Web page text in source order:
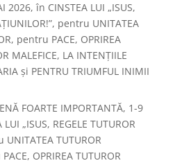
2026, în CINSTEA LUI „ISUS,
pentru UNITATEA
pentru PACE, OPRIREA
MALEFICE, LA INTENȚIILE
și PENTRU TRIUMFUL INIMII
FOARTE IMPORTANTĂ, 1-9
„ISUS, REGELE TUTUROR
TUTUROR
OPRIREA TUTUROR